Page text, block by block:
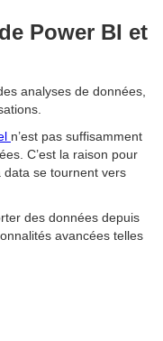
Power BI et
analyses de données,
n’est pas suffisamment
C’est la raison pour
data se tournent vers
des données depuis
avancées telles